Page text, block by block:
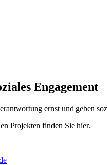
Engagement
ernst und geben
Projekten finden Sie hier.